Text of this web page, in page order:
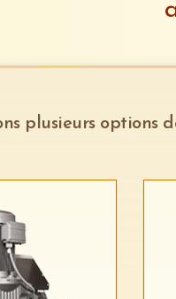
plusieurs options